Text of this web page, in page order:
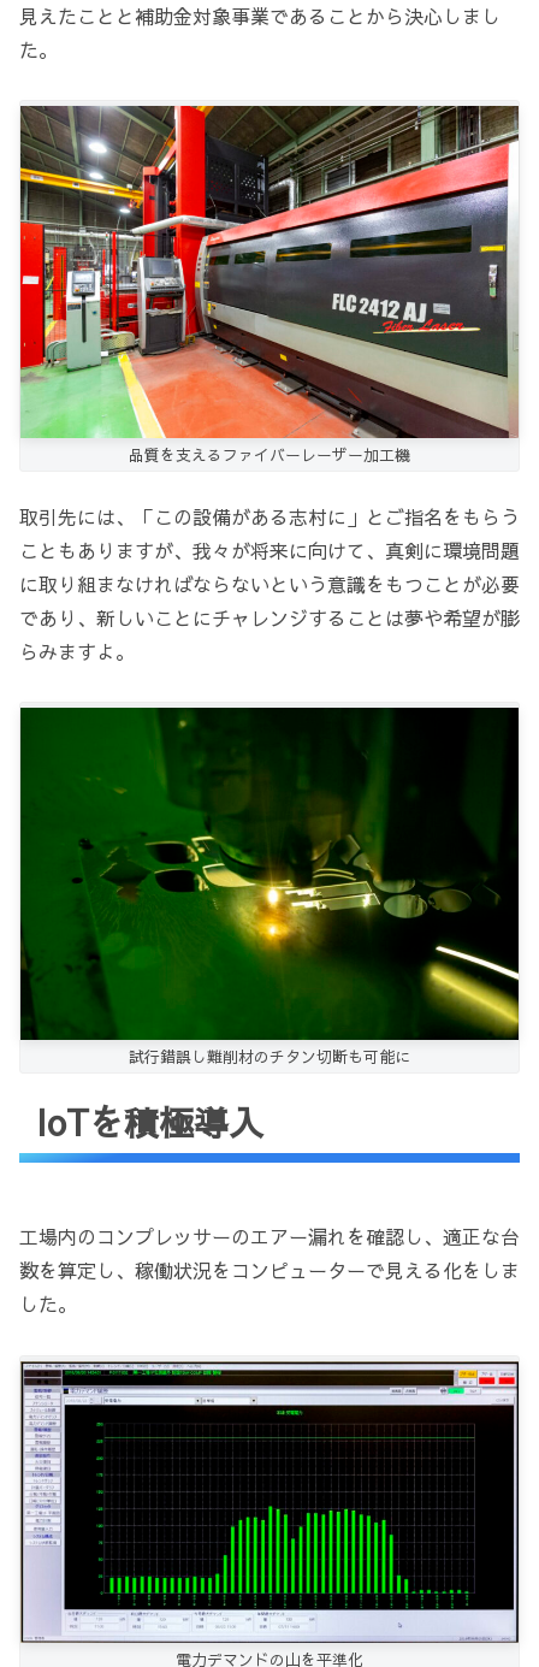
見えたことと補助金対象事業であることから決心しまし
た。
品質を支えるファイバーレーザー加工機
取引先には、「この設備がある志村に」とご指名をもらう
こともありますが、我々が将来に向けて、真剣に環境問題
に取り組まなければならないという意識をもつことが必要
であり、新しいことにチャレンジすることは夢や希望が膨
らみますよ。
試行錯誤し難削材のチタン切断も可能に
IoTを積極導入
工場内のコンプレッサーのエアー漏れを確認し、適正な台
数を算定し、稼働状況をコンピューターで見える化をしま
した。
電力デマンドの山を平準化